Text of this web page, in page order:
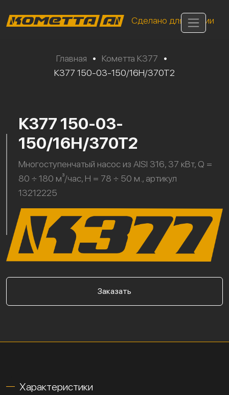
Сделано для России
Главная • Кометта К377
•
К377 150-03-150/16Н/370Т2
К377 150-03-
150/16Н/370Т2
Многоступенчатый насос из AISI 316, 37 кВт, Q =
80 ÷ 180 м³/час, H = 78 ÷ 50 м., артикул
13212225
Заказать
Характеристики